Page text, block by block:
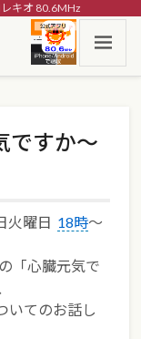
キオ 80.6MHz
ですか〜
火曜日 18時〜
「心臓元気で
いてのお話し